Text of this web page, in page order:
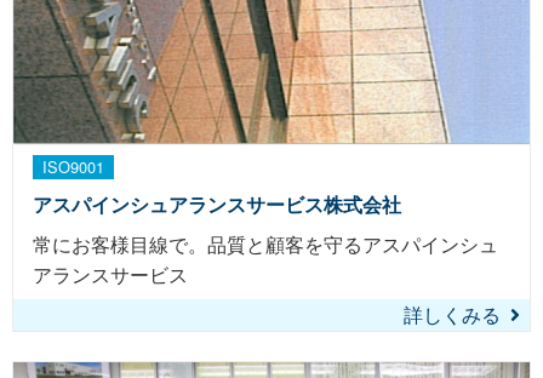
ISO9001
アスパインシュアランスサービス株式会社
常にお客様目線で。品質と顧客を守るアスパインシュ
アランスサービス
詳しくみる